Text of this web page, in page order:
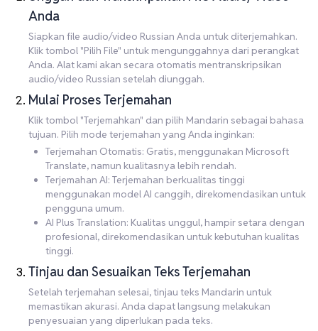
Anda
Siapkan file audio/video Russian Anda untuk diterjemahkan.
Klik tombol "Pilih File" untuk mengunggahnya dari perangkat
Anda. Alat kami akan secara otomatis mentranskripsikan
audio/video Russian setelah diunggah.
Mulai Proses Terjemahan
Klik tombol "Terjemahkan" dan pilih Mandarin sebagai bahasa
tujuan. Pilih mode terjemahan yang Anda inginkan:
Terjemahan Otomatis: Gratis, menggunakan Microsoft
Translate, namun kualitasnya lebih rendah.
Terjemahan AI: Terjemahan berkualitas tinggi
menggunakan model AI canggih, direkomendasikan untuk
pengguna umum.
AI Plus Translation: Kualitas unggul, hampir setara dengan
profesional, direkomendasikan untuk kebutuhan kualitas
tinggi.
Tinjau dan Sesuaikan Teks Terjemahan
Setelah terjemahan selesai, tinjau teks Mandarin untuk
memastikan akurasi. Anda dapat langsung melakukan
penyesuaian yang diperlukan pada teks.